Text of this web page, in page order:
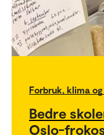
Forbruk, klima
Bedre
Oslo-